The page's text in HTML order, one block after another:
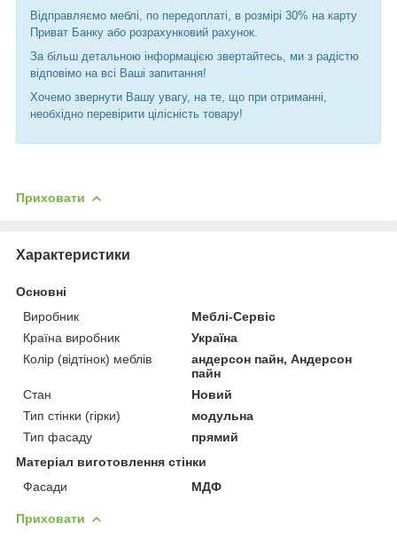
Відправляємо меблі, по передоплаті, в розмірі 30% на карту
Приват Банку або розрахунковий рахунок.
За більш детальною інформацією звертайтесь, ми з радістю
відповімо на всі Ваші запитання!
Хочемо звернути Вашу увагу, на те, що при отриманні,
необхідно перевірити цілісність товару!
Приховати
Характеристики
Основні
Виробник
Меблі-Сервіс
Країна виробник
Україна
Колір (відтінок) меблів
андерсон пайн, Андерсон
пайн
Стан
Новий
Тип стінки (гірки)
модульна
Тип фасаду
прямий
Матеріал виготовлення стінки
Фасади
МДФ
Приховати